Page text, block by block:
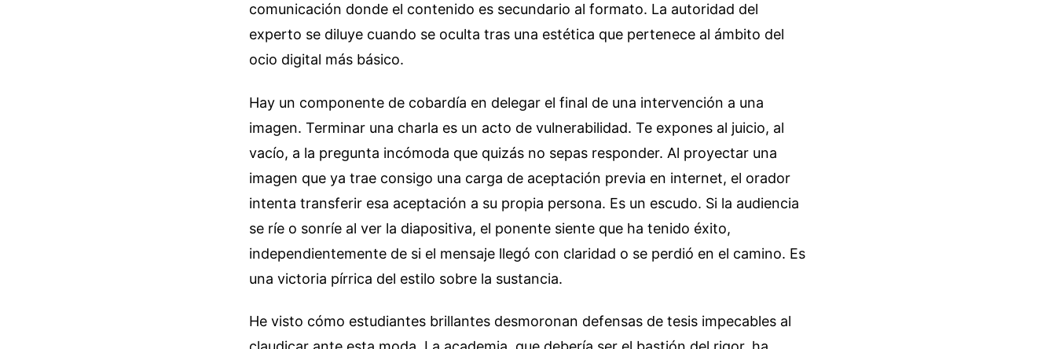
comunicación donde el contenido es secundario al formato. La autoridad del
experto se diluye cuando se oculta tras una estética que pertenece al ámbito del
ocio digital más básico.
Hay un componente de cobardía en delegar el final de una intervención a una
imagen. Terminar una charla es un acto de vulnerabilidad. Te expones al juicio, al
vacío, a la pregunta incómoda que quizás no sepas responder. Al proyectar una
imagen que ya trae consigo una carga de aceptación previa en internet, el orador
intenta transferir esa aceptación a su propia persona. Es un escudo. Si la audiencia
se ríe o sonríe al ver la diapositiva, el ponente siente que ha tenido éxito,
independientemente de si el mensaje llegó con claridad o se perdió en el camino. Es
una victoria pírrica del estilo sobre la sustancia.
He visto cómo estudiantes brillantes desmoronan defensas de tesis impecables al